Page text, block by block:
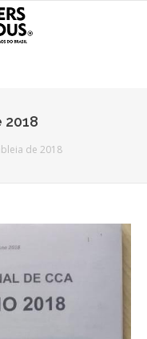
2018
de 2018